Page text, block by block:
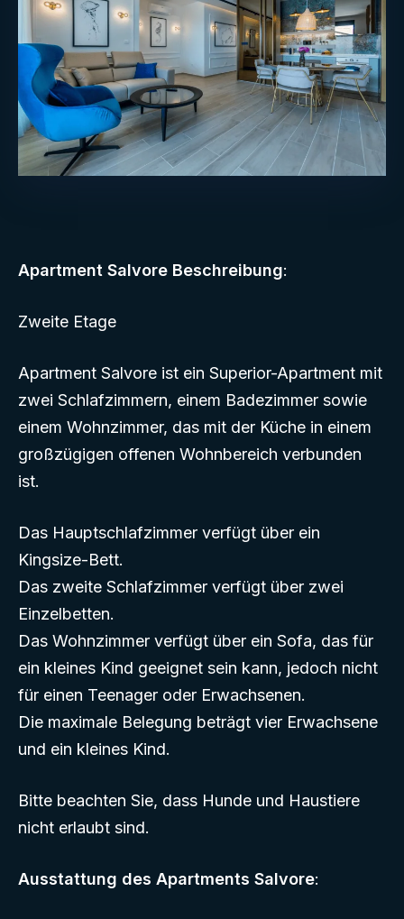
Apartment Salvore Beschreibung:
Zweite Etage
Apartment Salvore ist ein Superior-Apartment mit
zwei Schlafzimmern, einem Badezimmer sowie
einem Wohnzimmer, das mit der Küche in einem
großzügigen offenen Wohnbereich verbunden
ist.
Das Hauptschlafzimmer verfügt über ein
Kingsize-Bett.
Das zweite Schlafzimmer verfügt über zwei
Einzelbetten.
Das Wohnzimmer verfügt über ein Sofa, das für
ein kleines Kind geeignet sein kann, jedoch nicht
für einen Teenager oder Erwachsenen.
Die maximale Belegung beträgt vier Erwachsene
und ein kleines Kind.
Bitte beachten Sie, dass Hunde und Haustiere
nicht erlaubt sind.
Ausstattung des Apartments Salvore: